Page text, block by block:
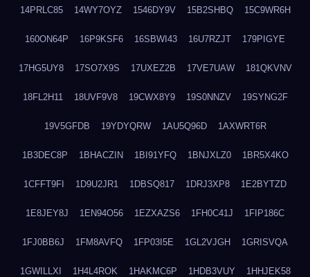
14PRLC85 14WY7OYZ 1546DY9V 15B2SHBQ 15C9WR6H
160ON64P 16P9KSF6 16SBWI43 16U7RZJT 179PIGYE
17HG5UY8 17SO7X9S 17UXEZ2B 17VE7UAW 181QKVNV
18FL2H11 18UVF9V8 19CWX8Y9 19S0NNZV 19SYNG2F
19V5GFDB 19YDYQRW 1AU5Q96D 1AXWRT6R
1B3DEC8P 1BHACZIN 1BI91YFQ 1BNJXLZ0 1BR5X4KO
1CFFT9FI 1D9U2JR1 1DBSQ817 1DRJ3XP8 1E2BYTZD
1E8JEY8J 1EN94O56 1EZXAZS6 1FH0C41J 1FIP186C
1FJ0BB6J 1FM8AVFQ 1FP03I5E 1GL2VJGH 1GRISVQA
1GWILLXI 1H4L4ROK 1HAKMC6P 1HDB3VUY 1HHJEK58